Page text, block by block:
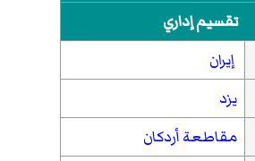
تقسيم إداري
إيران
يزد
مقاطعة أردكان